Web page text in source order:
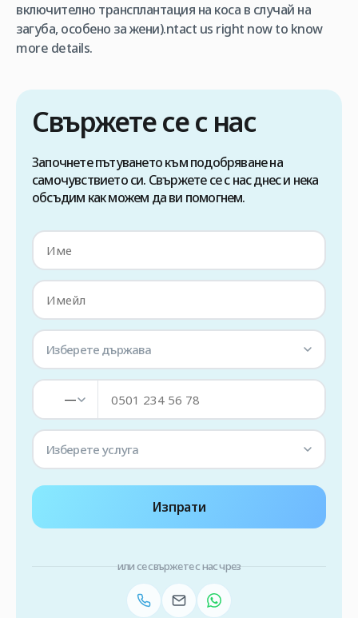
включително трансплантация на коса в случай на
загуба, особено за жени).ntact us right now to know
more details.
Свържете се с нас
Започнете пътуването към подобряване на
самочувствието си. Свържете се с нас днес и нека
обсъдим как можем да ви помогнем.
Изберете държава
—
Изберете услуга
Изпрати
или се свържете с нас чрез